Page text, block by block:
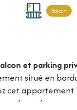
Balcon
et parking
situé en
cet
un séjour